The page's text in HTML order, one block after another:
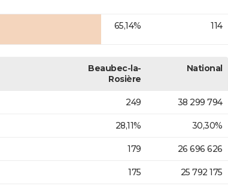
65,14% 114
Beaubec-la-
Rosière
National
249 38 299 794
28,11% 30,30%
179 26 696 626
175 25 792 175